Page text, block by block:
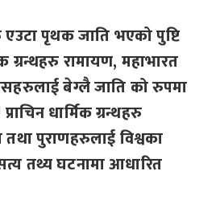
पृथक जाति भएको पुष्टि
ग्रन्थहरु रामायण, महाभारत
बेग्लै जाति को रुपमा
धार्मिक ग्रन्थहरु
पुराणहरुलाई विश्वका
तथ्य घटनामा आधारित